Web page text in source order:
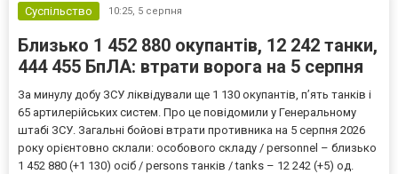
Суспільство 10:25, 5 серпня
Близько 1 452 880 окупантів, 12 242 танки,
444 455 БпЛА: втрати ворога на 5 серпня
За минулу добу ЗСУ ліквідували ще 1 130 окупантів, пʼять танків і
65 артилерійських систем. Про це повідомили у Генеральному
штабі ЗСУ. Загальні бойові втрати противника на 5 серпня 2026
року орієнтовно склали: особового складу / personnel – близько
1 452 880 (+1 130) осіб / persons танків / tanks – 12 242 (+5) од.